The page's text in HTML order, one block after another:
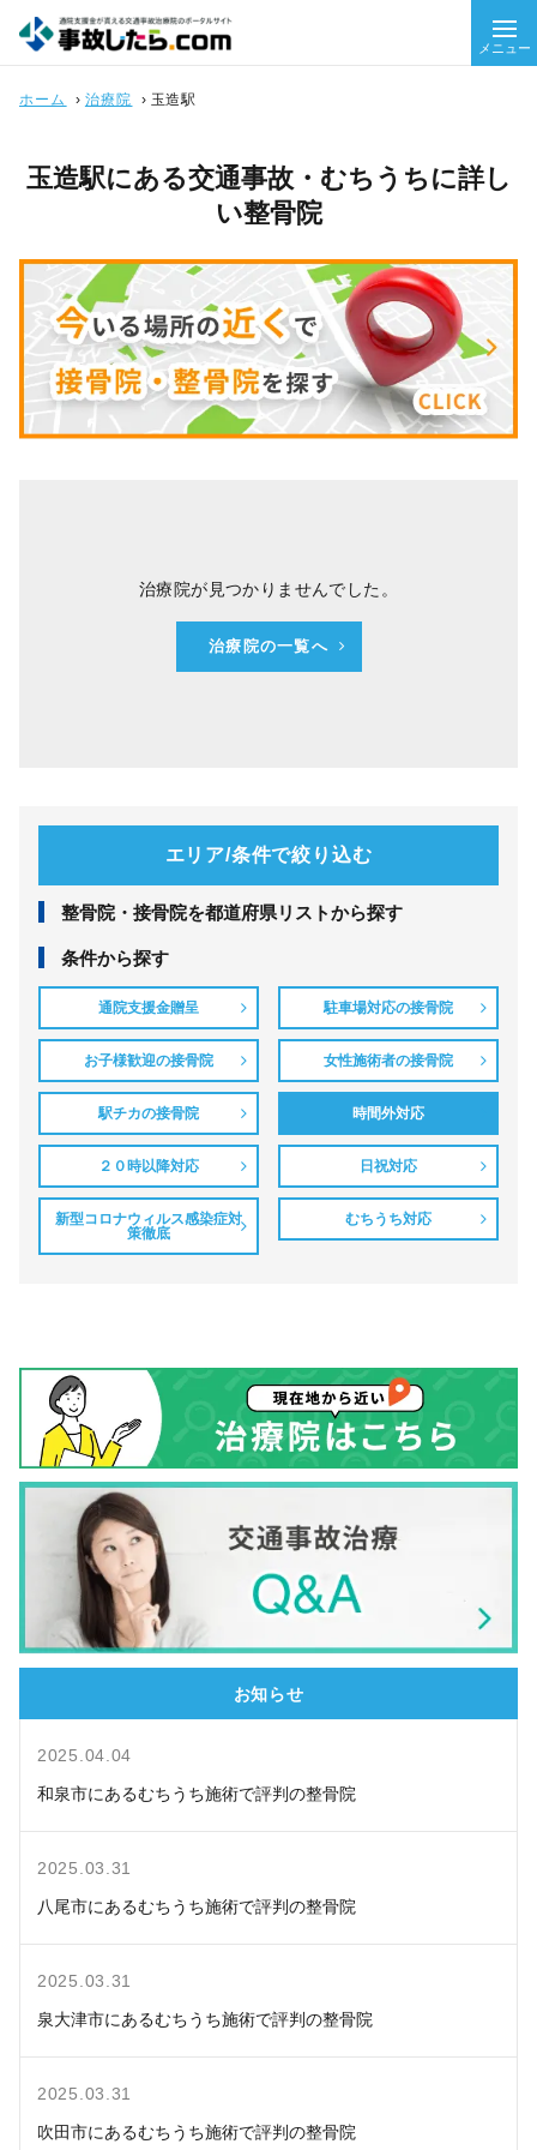
メニュー
ホーム › 治療院 › 玉造駅
玉造駅にある交通事故・むちうちに詳し
い整骨院
治療院が見つかりませんでした。
治療院の一覧へ
エリア/条件で絞り込む
整⾻院・接⾻院を都道府県リストから探す
条件から探す
通院支援金贈呈 駐車場対応の接骨院
お子様歓迎の接骨院 女性施術者の接骨院
駅チカの接骨院 時間外対応
２０時以降対応 日祝対応
新型コロナウィルス感染症対
策徹底
むちうち対応
お知らせ
2025.04.04
和泉市にあるむちうち施術で評判の整骨院
2025.03.31
八尾市にあるむちうち施術で評判の整骨院
2025.03.31
泉大津市にあるむちうち施術で評判の整骨院
2025.03.31
吹田市にあるむちうち施術で評判の整骨院